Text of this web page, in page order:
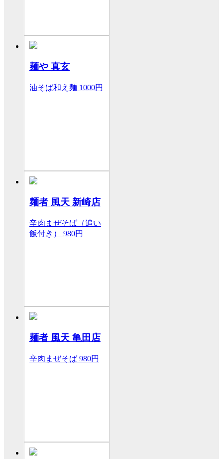
麺や 真玄
油そば和え麺 1000円
麺者 風天 新崎店
辛肉まぜそば（追い
飯付き） 980円
麺者 風天 亀田店
辛肉まぜそば 980円